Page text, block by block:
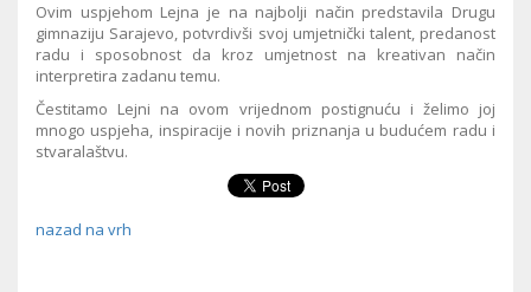
Ovim uspjehom Lejna je na najbolji način predstavila Drugu
gimnaziju Sarajevo, potvrdivši svoj umjetnički talent, predanost
radu i sposobnost da kroz umjetnost na kreativan način
interpretira zadanu temu.
Čestitamo Lejni na ovom vrijednom postignuću i želimo joj
mnogo uspjeha, inspiracije i novih priznanja u budućem radu i
stvaralaštvu.
nazad na vrh